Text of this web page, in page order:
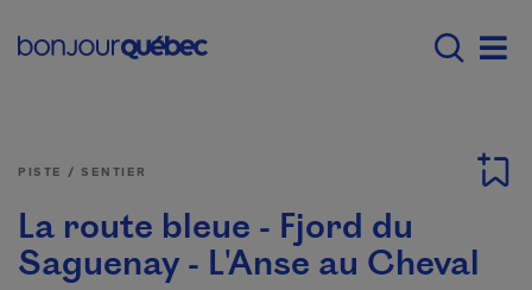
Main navigation -
PISTE / SENTIER
La route bleue - Fjord du
Saguenay - L'Anse au Cheval